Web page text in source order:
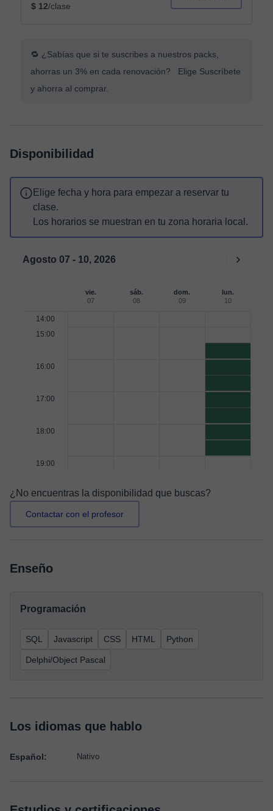
$ 12/clase
🔁 ¿Sabías que si te suscribes a nuestros packs,
ahorras un 3% en cada renovación? Elige Suscríbete
y ahorra al comprar.
Disponibilidad
Elige fecha y hora para empezar a reservar tu
clase.
Los horarios se muestran en tu zona horaria local.
Agosto 07 - 10, 2026
vie.
07
sáb.
08
dom.
09
lun.
10
14:00
15:00
16:00
17:00
18:00
19:00
¿No encuentras la disponibilidad que buscas?
Contactar con el profesor
Enseño
Programación
SQL Javascript CSS HTML Python
Delphi/Object Pascal
Los idiomas que hablo
Español: Nativo